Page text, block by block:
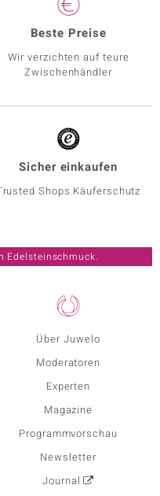
Über Juwelo
Moderatoren
Experten
Magazine
Programmvorschau
Newsletter
Journal
Beste Preise
Wir verzichten auf teure
Zwischenhändler
Sicher einkaufen
Shops Käuferschutz
Edelsteinschmuck.